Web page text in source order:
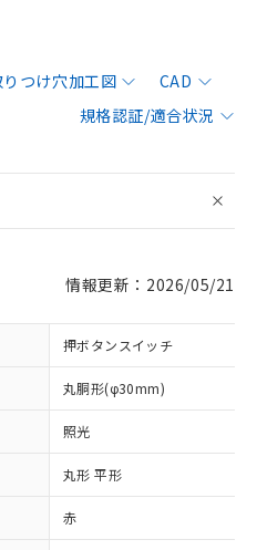
りつけ穴加工図
CAD
規格認証/適合状況
情報更新：2026/05/21
押ボタンスイッチ
丸胴形(φ30mm)
照光
丸形 平形
赤